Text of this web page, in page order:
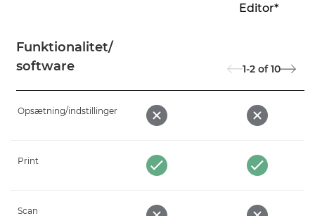
Funktionalitet/
software
Editor*
1-2 of 10
Opsætning/indstillinger
Print
Scan